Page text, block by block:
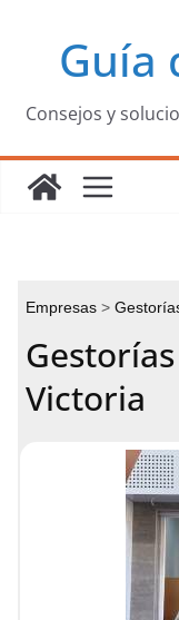
contenidoGuía
Consejos y
Empresas
Victoria